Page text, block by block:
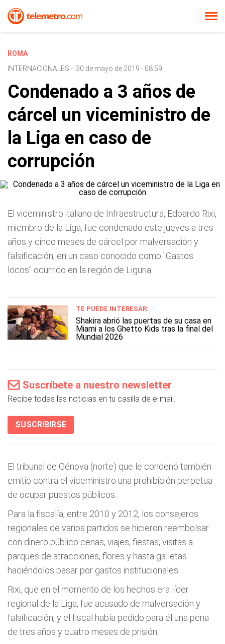
ROMA
INTERNACIONALES - 30 de mayo de 2019 - 08:59
Condenado a 3 años de
cárcel un viceministro de
la Liga en caso de
corrupción
El viceministro italiano de Infraestructura, Edoardo Rixi,
miembro de la Liga, fue condenado este jueves a tres
años y cinco meses de cárcel por malversación y
falsificación, en un caso conocido como "Gastos
locos" ocurrido en la región de Liguria.
TE PUEDE INTERESAR:
Shakira abrió las puertas de su casa en
Miami a los Ghetto Kids tras la final del
Mundial 2026
Suscríbete a nuestro newsletter
Recibe todas las noticias en tu casilla de e-mail.
SUSCRIBIRSE
El tribunal de Génova (norte) que le condenó también
emitió contra el viceministro una prohibición perpetua
de ocupar puestos públicos.
Para la fiscalía, entre 2010 y 2012, los consejeros
regionales de varios partidos se hicieron reembolsar
con dinero público cenas, viajes, fiestas, visitas a
parques de atracciones, flores y hasta galletas
haciéndolos pasar por gastos institucionales.
Rixi, que en el momento de los hechos era líder
regional de la Liga, fue acusado de malversación y
falsificación, y el fiscal había pedido para él una pena
de tres años y cuatro meses de prisión.